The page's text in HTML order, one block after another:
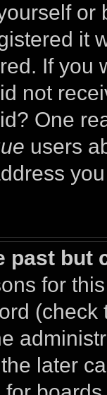
it
If you
not
One
users
past but
for
later